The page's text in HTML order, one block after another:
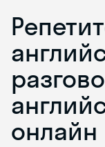
онлайн
Skyeng Chat